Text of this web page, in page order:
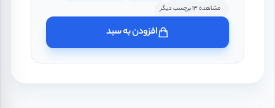
مشاهده 13 برچسب دیگر
افزودن به سبد